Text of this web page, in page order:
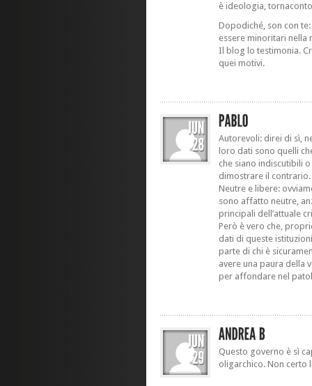
è ideologia,
Dopodiché, son con
essere minoritari nella
Il blog lo testimonia.
quei motivi.
Autorevoli: direi di sì,
loro dati sono quelli
che siano indiscutibili
dimostrare il contrario.
Neutre e libere:
sono affatto neutre,
principali dell’attuale
Però è vero che,
dati di queste
parte di chi è
avere una paura della
per affondare nel
Questo governo è sì
oligarchico. Non certo